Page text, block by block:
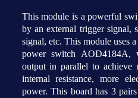
This module is a powerful
by an external trigger signal,
signal, etc. This module uses
power switch AOD4184A,
output in parallel to achieve
internal resistance, more
power. This board has 3